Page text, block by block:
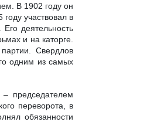
В 1902 году он
участвовал в
деятельность
и на каторге.
Свердлов
одним из самых
председателем
переворота, в
обязанности